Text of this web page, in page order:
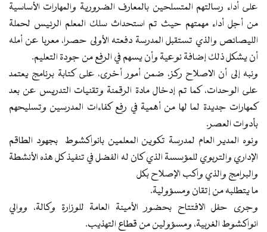
على أداء رسالتهم المتسلحين بالمعارف الضرورية والمهارات الأساسية
من أجل أداء مهمتهم حيث تم استحداث سلك المعلم الرئيس لحملة
الليصائص والذي تستقبل المدرسة دفعته الأولى حصرا، معربا عن أمله
أن يشكل ذلك إضافة نوعية وأن يسهم في الرفع من جودة التعليم.
ونبه إلى أن الاصلاح ركز، ضمن أمور أخرى، على كتابة برنامج يعتمد
على الوحدات، كما تم إدخال مادة الرقمنة وتقنيات التدريس عن بعد
كمهارات جديدة لما لها من أهمية في رفع كفاءات المدرسين وتسليحهم
بأدوات العصر.
ونوه المدير العام لمدرسة تكوين المعلمين بانواكشوط بجهود الطاقم
الإداري والتربوي للمؤسسة الذي كان له الفضل في تنفيذ كل هذه الأنشطة
والبرامج والذي واكب الإصلاح بكل
ما يتطلبه من إتقان ومسؤولية.
وجرى حفل الافتتاح بحضور الأمينة العامة للوزارة وكالة، ووالي
انواكشوط الغربية، ومسؤولين من قطاع التهذيب.